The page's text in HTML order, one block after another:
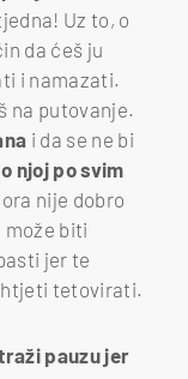
Uz to, o
da ćeš ju
i namazati.
na putovanje.
i da se ne bi
njoj po svim
nije dobro
biti
jer te
tetovirati.
pauzu jer